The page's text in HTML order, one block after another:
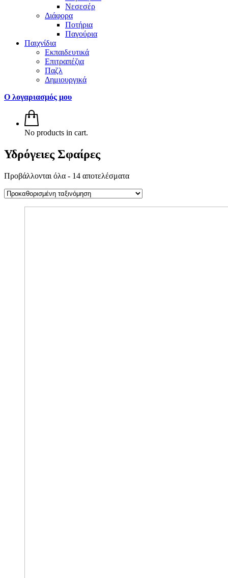
Νεσεσέρ
Διάφορα
Ποτήρια
Παγούρια
Παιχνίδια
Εκπαιδευτικά
Επιτραπέζια
Παζλ
Δημιουργικά
Ο λογαριασμός μου
No products in cart.
Υδρόγειες Σφαίρες
Προβάλλονται όλα - 14 αποτελέσματα